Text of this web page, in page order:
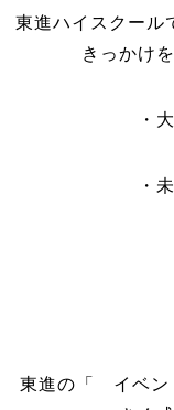
東進ハイスクール
きっかけ
・
・
東進の「 イベ